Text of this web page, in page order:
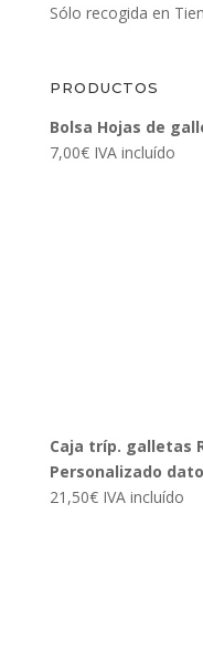
Sólo recogida en
PRODUCTOS
Bolsa Hojas de
7,00€ IVA incluído
Caja tríp. galletas
Personalizado
21,50€ IVA incluído